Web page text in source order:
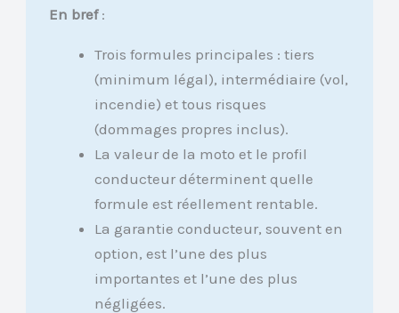
En bref:
Trois formules principales : tiers
(minimum légal), intermédiaire (vol,
incendie) et tous risques
(dommages propres inclus).
La valeur de la moto et le profil
conducteur déterminent quelle
formule est réellement rentable.
La garantie conducteur, souvent en
option, est l’une des plus
importantes et l’une des plus
négligées.